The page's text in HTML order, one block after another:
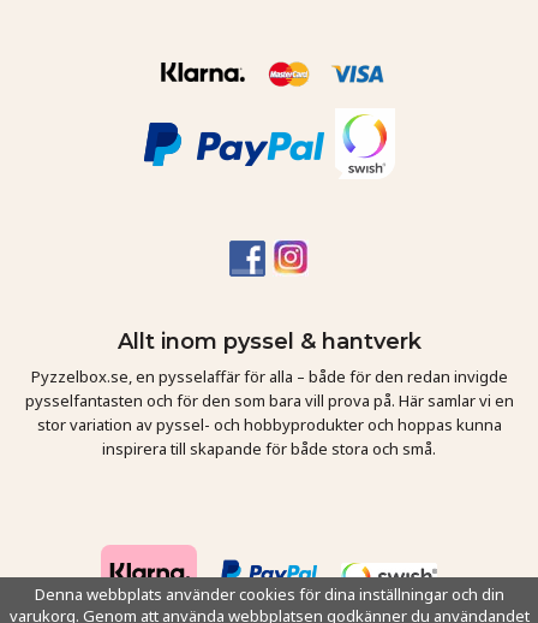
Allt inom pyssel & hantverk
Pyzzelbox.se, en pysselaffär för alla – både för den redan invigde
pysselfantasten och för den som bara vill prova på. Här samlar vi en
stor variation av pyssel- och hobbyprodukter och hoppas kunna
inspirera till skapande för både stora och små.
Denna webbplats använder cookies för dina inställningar och din
varukorg. Genom att använda webbplatsen godkänner du användandet